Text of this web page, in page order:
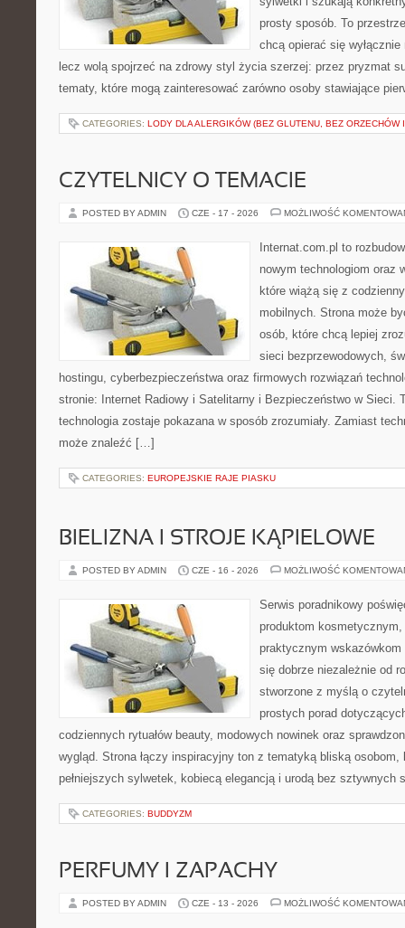
prosty sposób. To
chcą opierać się
lecz wolą spojrzeć na zdrowy styl życia szerzej: przez pryzmat
tematy, które mogą zainteresować zarówno osoby stawiające
CATEGORIES: LODY DLA ALERGIKÓW (BEZ GLUTENU, BEZ ORZECHÓW
CZYTELNICY O TEMACIE
POSTED BY ADMIN CZE - 17 - 2026 MOŻLIWOŚĆ
Internat.com.pl to
nowym technologiom oraz
które wiążą się z
mobilnych. Strona może
osób, które chcą lepiej
sieci bezprzewodowych,
hostingu, cyberbezpieczeństwa oraz firmowych rozwiązań
stronie: Internet Radiowy i Satelitarny i Bezpieczeństwo w Sieci.
technologia zostaje pokazana w sposób zrozumiały. Zamiast
może znaleźć […]
CATEGORIES: EUROPEJSKIE RAJE PIASKU
BIELIZNA I STROJE KĄPIELOWE
POSTED BY ADMIN CZE - 16 - 2026 MOŻLIWOŚĆ
Serwis poradnikowy
produktom
praktycznym
się dobrze niezależnie od
stworzone z myślą o
prostych porad
codziennych rytuałów beauty, modowych nowinek oraz
wygląd. Strona łączy inspiracyjny ton z tematyką bliską
pełniejszych sylwetek, kobiecą elegancją i urodą bez sztywnych
CATEGORIES: BUDDYZM
PERFUMY I ZAPACHY
POSTED BY ADMIN CZE - 13 - 2026 MOŻLIWOŚĆ